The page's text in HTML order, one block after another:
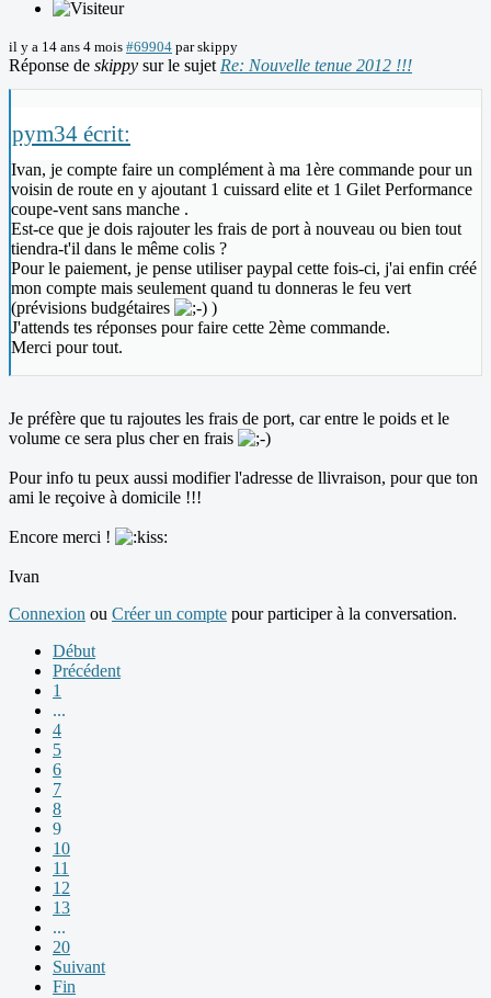
il y a 14 ans 4 mois #69904 parskippy
Réponse de skippy sur le sujet Re: Nouvelle tenue 2012 !!!
pym34 écrit:
Ivan, je compte faire un complément à ma 1ère commande pour un
voisin de route en y ajoutant 1 cuissard elite et 1 Gilet Performance
coupe-vent sans manche .
Est-ce que je dois rajouter les frais de port à nouveau ou bien tout
tiendra-t'il dans le même colis ?
Pour le paiement, je pense utiliser paypal cette fois-ci, j'ai enfin créé
mon compte mais seulement quand tu donneras le feu vert
(prévisions budgétaires
)
J'attends tes réponses pour faire cette 2ème commande.
Merci pour tout.
Je préfère que tu rajoutes les frais de port, car entre le poids et le
volume ce sera plus cher en frais
Pour info tu peux aussi modifier l'adresse de llivraison, pour que ton
ami le reçoive à domicile !!!
Encore merci !
Ivan
Connexion ou Créer un compte pour participer à la conversation.
Début
Précédent
1
...
4
5
6
7
8
9
10
11
12
13
...
20
Suivant
Fin